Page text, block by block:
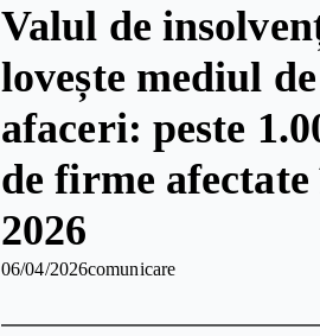
Valul de
lovește mediul de
afaceri: peste
de firme
2026
06/04/2026comunicare